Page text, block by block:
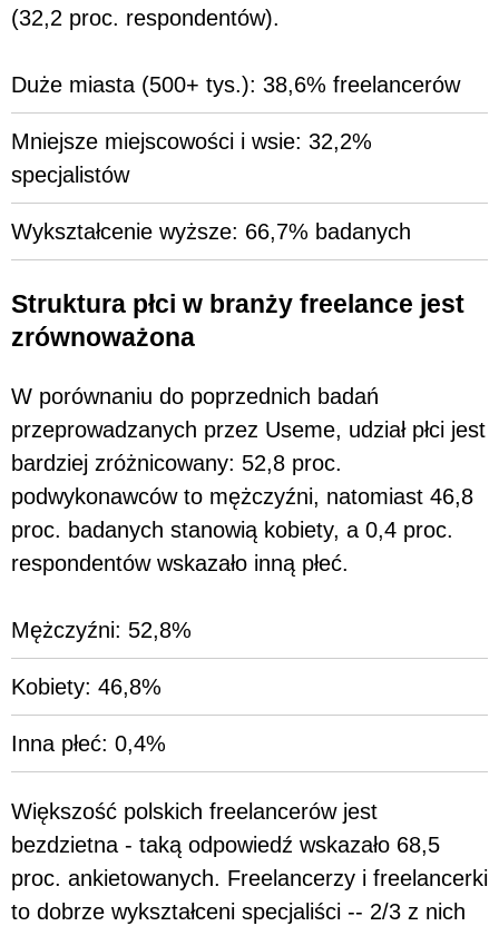
(32,2 proc. respondentów).
Duże miasta (500+ tys.): 38,6% freelancerów
Mniejsze miejscowości i wsie: 32,2%
specjalistów
Wykształcenie wyższe: 66,7% badanych
Struktura płci w branży freelance jest
zrównoważona
W porównaniu do poprzednich badań
przeprowadzanych przez Useme, udział płci jest
bardziej zróżnicowany: 52,8 proc.
podwykonawców to mężczyźni, natomiast 46,8
proc. badanych stanowią kobiety, a 0,4 proc.
respondentów wskazało inną płeć.
Mężczyźni: 52,8%
Kobiety: 46,8%
Inna płeć: 0,4%
Większość polskich freelancerów jest
bezdzietna - taką odpowiedź wskazało 68,5
proc. ankietowanych. Freelancerzy i freelancerki
to dobrze wykształceni specjaliści -- 2/3 z nich